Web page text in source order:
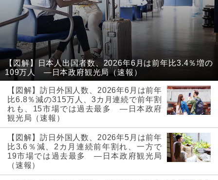
【図解】日本人出国者数、2026年6月は前年比3.4％増の
109万人 ―日本政府観光局（速報）
【図解】訪日外国人数、2026年6月は前年
比6.8％減の315万人、3カ月連続で前年割
れも、15市場では過去最多 ―日本政府
観光局（速報）
【図解】訪日外国人数、2026年5月は前年
比3.6％減、2カ月連続前年割れ、一方で
19市場では過去最多 ―日本政府観光局
（速報）